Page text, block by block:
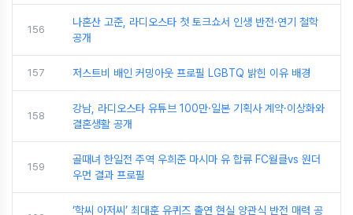
156
나혼산 고준, 라디오스타 첫 토크쇼서 인생 반전·연기 철학
공개
157 저스트비 배인 커밍아웃 프로필 LGBTQ 밝힌 이유 배경
158
강남, 라디오스타 유튜브 100만·일본 기획사 계약·이상화와
결혼생활 공개
159
골때녀 한일전 주역 우희준 마시마 유 합류 FC월클vs 원더
우먼 결과 프로필
‘학씨 아저씨’ 최대훈 유퀴즈 출연 현실 양관식 반전 매력 공